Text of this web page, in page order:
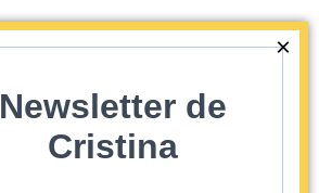
Newsletter de
Cristina